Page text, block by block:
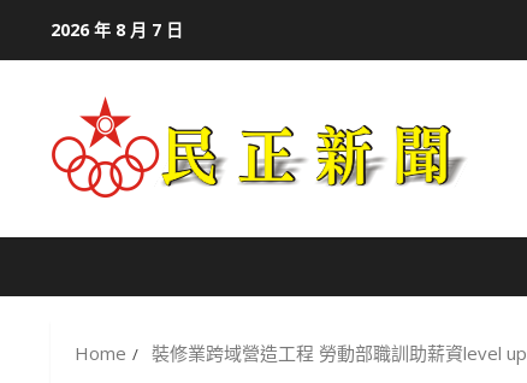
2026 年 8 月 7 日
Home 裝修業跨域營造工程 勞動部職訓助薪資level up